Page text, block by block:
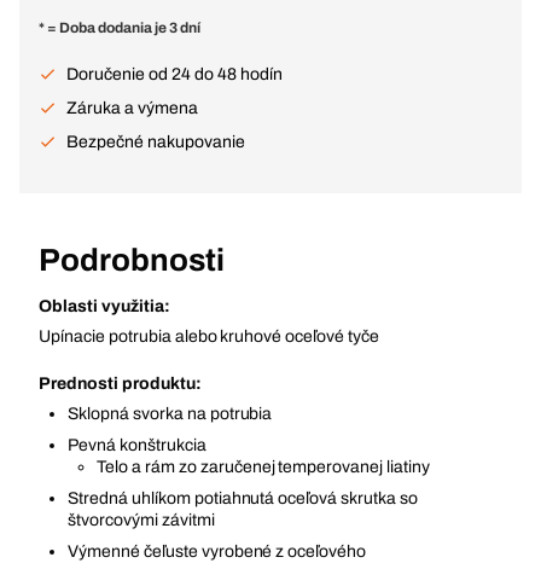
* = Doba dodania je 3 dní
Doručenie od 24 do 48 hodín
Záruka a výmena
Bezpečné nakupovanie
Podrobnosti
Oblasti využitia:
Upínacie potrubia alebo kruhové oceľové tyče
Prednosti produktu:
Sklopná svorka na potrubia
Pevná konštrukcia
Telo a rám zo zaručenej temperovanej liatiny
Stredná uhlíkom potiahnutá oceľová skrutka so
štvorcovými závitmi
Výmenné čeľuste vyrobené z oceľového